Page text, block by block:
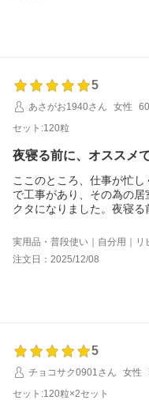
5
あさがお1940さん
女性
セット:120粒
夜寝る前に、オススメで
ここのところ、仕事が忙
で工事があり、その為の
クタになりました。夜寝る
還暦過ぎてこの効果は、本
工事が終わっても、夜飲
実用品・普段使い｜自分用｜リ
注文日：2025/12/08
5
チョコサク0901さん
女性
セット:120粒×2セット